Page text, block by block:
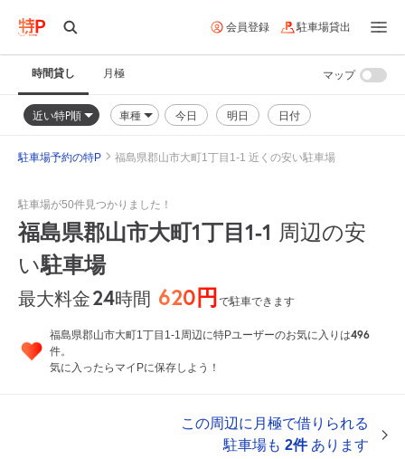
会員登録 駐車場貸出
時間貸し 月極
近い特P順 車種 今日 明日 日付
マップ
駐車場予約の特P 福島県郡山市大町1丁目1-1 近くの安い駐車場
駐車場が50件見つかりました！
福島県郡山市大町1丁目1-1 周辺の安
い駐車場
最大料金24時間 620円で駐車できます
福島県郡山市大町1丁目1-1周辺に特Pユーザーのお気に入りは496
件。
気に入ったらマイPに保存しよう！
この周辺に月極で借りられる
駐車場も 2件あります